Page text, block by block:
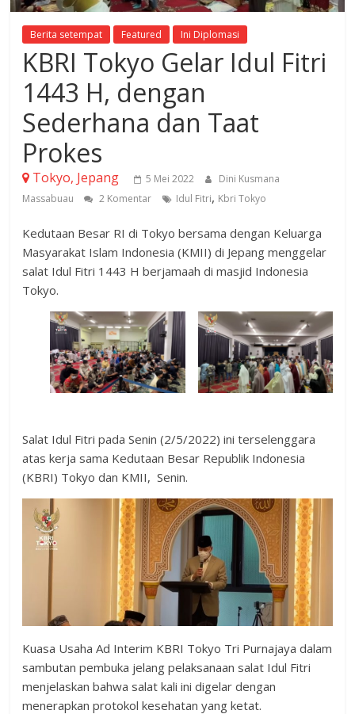
Berita setempat Featured Ini Diplomasi
KBRI Tokyo Gelar Idul Fitri
1443 H, dengan
Sederhana dan Taat
Prokes
Tokyo, Jepang 5 Mei 2022
Dini Kusmana
Massabuau
2 Komentar Idul Fitri, Kbri Tokyo
Kedutaan Besar RI di Tokyo bersama dengan Keluarga
Masyarakat Islam Indonesia (KMII) di Jepang menggelar
salat Idul Fitri 1443 H berjamaah di masjid Indonesia
Tokyo.
Salat Idul Fitri pada Senin (2/5/2022) ini terselenggara
atas kerja sama Kedutaan Besar Republik Indonesia
(KBRI) Tokyo dan KMII, Senin.
Kuasa Usaha Ad Interim KBRI Tokyo Tri Purnajaya dalam
sambutan pembuka jelang pelaksanaan salat Idul Fitri
menjelaskan bahwa salat kali ini digelar dengan
menerapkan protokol kesehatan yang ketat.